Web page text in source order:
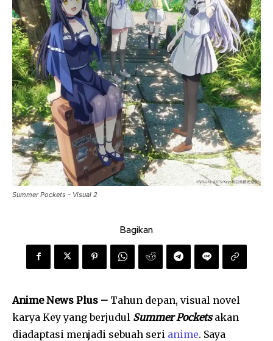
Summer Pockets - Visual 2
Bagikan
Anime News Plus – Tahun depan, visual novel
karya Key yang berjudul Summer Pocketsakan
diadaptasi menjadi sebuah seri anime. Saya